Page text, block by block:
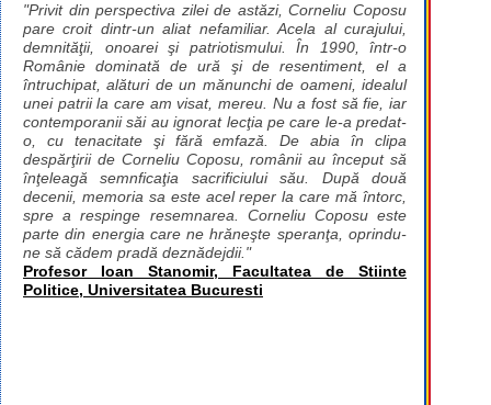
"Privit din perspectiva zilei de astăzi, Corneliu Coposu
pare croit dintr-un aliat nefamiliar. Acela al curajului,
demnităţii, onoarei şi patriotismului. În 1990, într-o
Românie dominată de ură şi de resentiment, el a
întruchipat, alături de un mănunchi de oameni, idealul
unei patrii la care am visat, mereu. Nu a fost să fie, iar
contemporanii săi au ignorat lecţia pe care le-a predat-
o, cu tenacitate şi fără emfază. De abia în clipa
despărţirii de Corneliu Coposu, românii au început să
înţeleagă semnficaţia sacrificiului său. După două
decenii, memoria sa este acel reper la care mă întorc,
spre a respinge resemnarea. Corneliu Coposu este
parte din energia care ne hrăneşte speranţa, oprindu-
ne să cădem pradă deznădejdii."
Profesor Ioan Stanomir, Facultatea de Stiinte
Politice, Universitatea Bucuresti